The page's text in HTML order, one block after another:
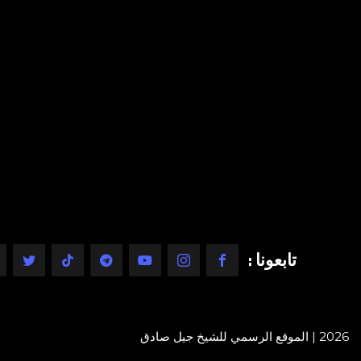
تابعونا :
2026 | الموقع الرسمي للشيخ جيل صادق